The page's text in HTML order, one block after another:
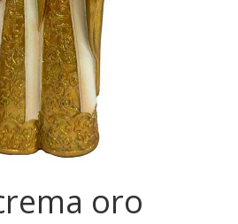
oro